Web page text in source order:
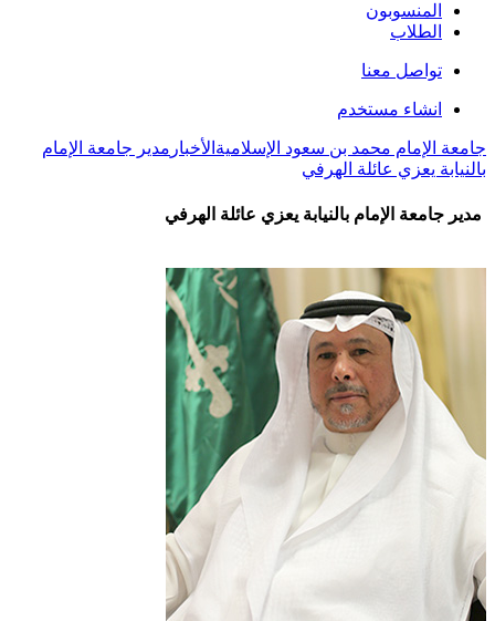
المنسوبون
الطلاب
تواصل معنا
انشاء مستخدم
جامعة الإمام محمد بن سعود الإسلامية الأخبار مدير جامعة الإمام
بالنيابة يعزي عائلة الهرفي
مدير جامعة الإمام بالنيابة يعزي عائلة الهرفي